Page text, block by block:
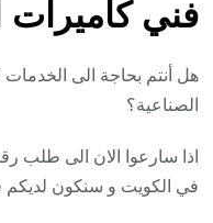
فني كاميرات
هل أنتم بحاجة الى الخدمات
الصناعية؟
اذا سارعوا الان الى طلب
في الكويت و سنكون لديكم